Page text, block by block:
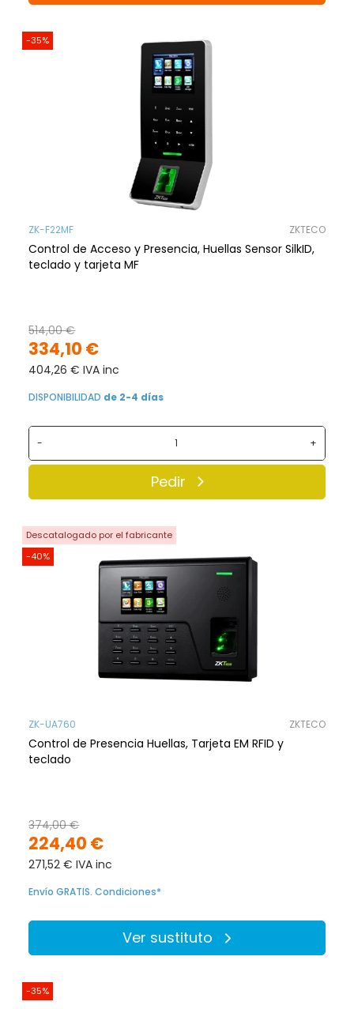
-35%
ZK-F22MF ZKTECO
Control de Acceso y Presencia, Huellas Sensor SilkID,
teclado y tarjeta MF
334,10 €
514,00 €
404,26 € IVA inc
DISPONIBILIDAD de 2-4 días
- +
Pedir
Descatalogado por el fabricante
-40%
ZK-UA760 ZKTECO
Control de Presencia Huellas, Tarjeta EM RFID y
teclado
224,40 €
374,00 €
271,52 € IVA inc
Envío GRATIS. Condiciones*
Ver sustituto
-35%